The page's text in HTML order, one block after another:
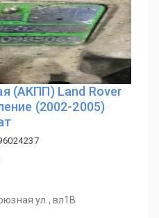
(АКПП) Land Rover
(2002-2005)
ул., вл1В